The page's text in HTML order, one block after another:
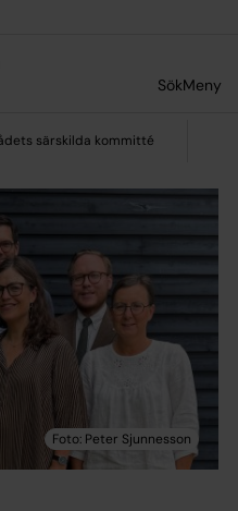
SökMeny
särskilda kommitté